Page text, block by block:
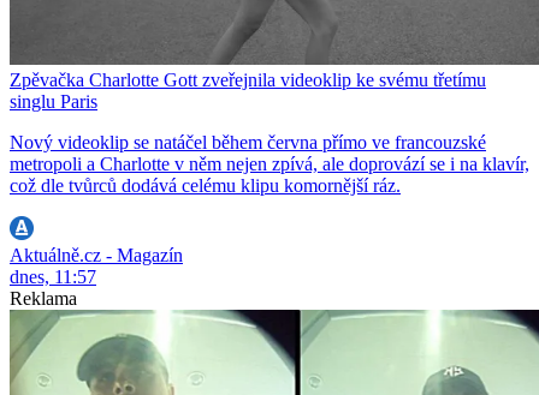
Zpěvačka Charlotte Gott zveřejnila videoklip ke svému třetímu
singlu Paris
Nový videoklip se natáčel během června přímo ve francouzské
metropoli a Charlotte v něm nejen zpívá, ale doprovází se i na klavír,
což dle tvůrců dodává celému klipu komornější ráz.
Aktuálně.cz - Magazín
dnes, 11:57
Reklama